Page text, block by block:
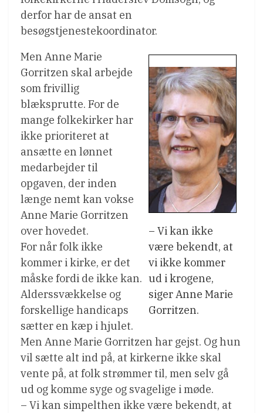
derfor har de ansat en
besøgstjenestekoordinator.
– Vi kan ikke
være bekendt, at
vi ikke kommer
ud i krogene,
siger Anne Marie
Gorritzen.
Men Anne Marie
Gorritzen skal arbejde
som frivillig
blæksprutte. For de
mange folkekirker har
ikke prioriteret at
ansætte en lønnet
medarbejder til
opgaven, der inden
længe nemt kan vokse
Anne Marie Gorritzen
over hovedet.
For når folk ikke
kommer i kirke, er det
måske fordi de ikke kan.
Alderssvækkelse og
forskellige handicaps
sætter en kæp i hjulet.
Men Anne Marie Gorritzen har gejst. Og hun
vil sætte alt ind på, at kirkerne ikke skal
vente på, at folk strømmer til, men selv gå
ud og komme syge og svagelige i møde.
– Vi kan simpelthen ikke være bekendt, at